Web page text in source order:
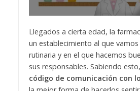
Llegados a cierta edad, la
un establecimiento al que
rutinaria y en el que hacemos
sus responsables. Sabiendo
código de comunicación con